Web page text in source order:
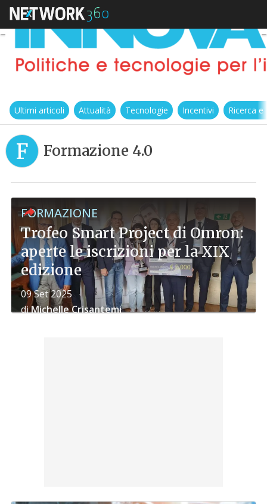
Ultimi articoli Attualità Tecnologie Incentivi Ricerca
F Formazione 4.0
FORMAZIONE
Trofeo Smart Project di Omron:
aperte le iscrizioni per la XIX
edizione
09 Set 2025
diMichelle Crisantemi